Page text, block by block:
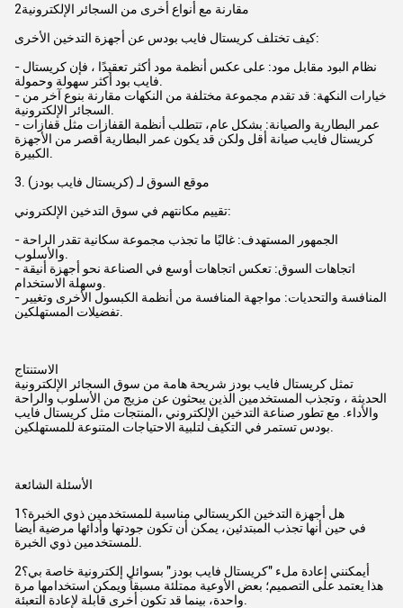
2مقارنة مع أنواع أخرى من السجائر الإلكترونية
كيف تختلف كريستال فايب بودس عن أجهزة التدخين الأخرى:
- نظام البود مقابل مود: على عكس أنظمة مود أكثر تعقيدًا ، فإن كريستال
فايب بود أكثر سهولة وحمولة.
- خيارات النكهة: قد تقدم مجموعة مختلفة من النكهات مقارنة بنوع آخر من
السجائر الإلكترونية.
- عمر البطارية والصيانة: بشكل عام، تتطلب أنظمة القفازات مثل قفازات
كريستال فايب صيانة أقل ولكن قد يكون عمر البطارية أقصر من الأجهزة
الكبيرة.
3. موقع السوق لـ (كريستال فايب بودز)
تقييم مكانتهم في سوق التدخين الإلكتروني:
- الجمهور المستهدف: غالبًا ما تجذب مجموعة سكانية تقدر الراحة
والأسلوب.
- اتجاهات السوق: تعكس اتجاهات أوسع في الصناعة نحو أجهزة أنيقة
وسهلة الاستخدام.
- المنافسة والتحديات: مواجهة المنافسة من أنظمة الكبسول الأخرى وتغيير
تفضيلات المستهلكين.
الاستنتاج
تمثل كريستال فايب بودز شريحة هامة من سوق السجائر الإلكترونية
الحديثة ، وتجذب المستخدمين الذين يبحثون عن مزيج من الأسلوب والراحة
والأداء. مع تطور صناعة التدخين الإلكتروني ،المنتجات مثل كريستال فايب
بودس تستمر في التكيف لتلبية الاحتياجات المتنوعة للمستهلكين.
الأسئلة الشائعة
1هل أجهزة التدخين الكريستالي مناسبة للمستخدمين ذوي الخبرة؟
في حين أنها تجذب المبتدئين، يمكن أن تكون جودتها وأدائها مرضية أيضا
للمستخدمين ذوي الخبرة.
2أيمكنني إعادة ملء "كريستال فايب بودز" بسوائل إلكترونية خاصة بي؟
هذا يعتمد على التصميم؛ بعض الأوعية ممتلئة مسبقاً ويمكن استخدامها مرة
واحدة، بينما قد تكون أخرى قابلة لإعادة التعبئة.